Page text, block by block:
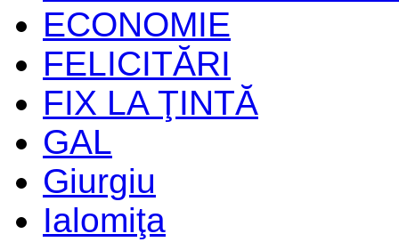
ECONOMIE
FELICITĂRI
FIX LA ŢINTĂ
GAL
Giurgiu
Ialomiţa